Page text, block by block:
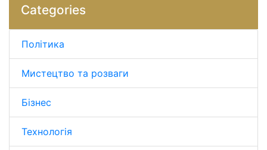
Categories
Політика
Мистецтво та розваги
Бізнес
Технологія